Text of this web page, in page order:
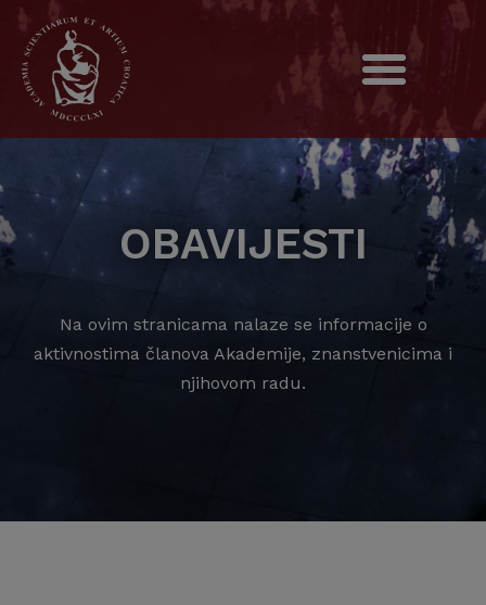
OBAVIJESTI
Na ovim stranicama nalaze se informacije o
aktivnostima članova Akademije, znanstvenicima i
njihovom radu.